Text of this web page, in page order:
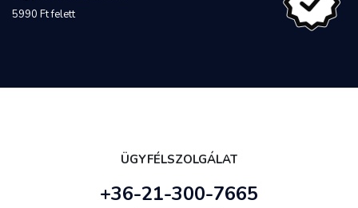
5990 Ft felett
ÜGYFÉLSZOLGÁLAT
+36-21-300-7665